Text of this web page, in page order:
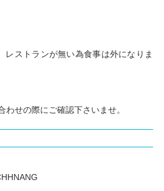
ストランが無い為食事は外になりま
せの際にご確認下さいませ。